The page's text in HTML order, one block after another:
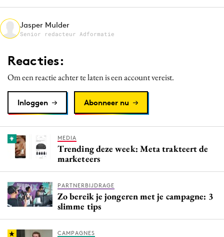
Media
Merkstrategie
PR
Purpose Marketing
Reputatie & crisis
Jasper Mulder
Senior redacteur Adformatie
Reacties:
Om een reactie achter te laten is een account vereist.
Inloggen Abonneer nu
MEDIA
Trending deze week: Meta trakteert de
marketeers
PARTNERBIJDRAGE
Zo bereik je jongeren met je campagne: 3
slimme tips
CAMPAGNES